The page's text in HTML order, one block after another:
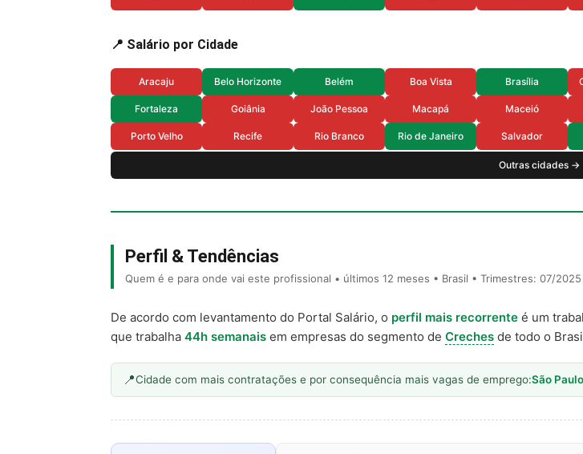
📍 Salário por Cidade
Aracaju Belo Horizonte Belém Boa Vista Brasília
Fortaleza Goiânia João Pessoa Macapá Maceió
Porto Velho Recife Rio Branco Rio de Janeiro Salvador
Outras cidades →
Perfil & Tendências
Quem é e para onde vai este profissional • últimos 12 meses • Brasil • Trimestres: 07/
De acordo com levantamento do Portal Salário, o perfil mais recorrente é um
que trabalha 44h semanais em empresas do segmento de Creches de todo o
Cidade com mais contratações e por consequência mais vagas de emprego:São Paulo